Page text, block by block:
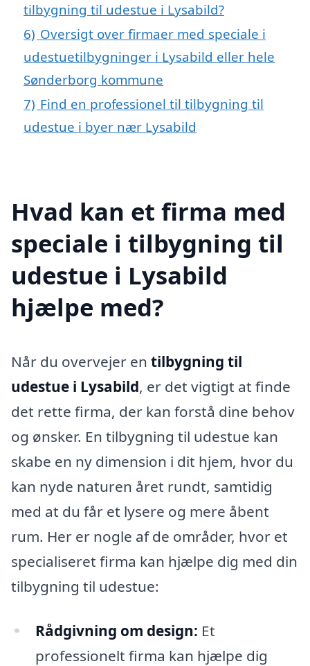
tilbygning til udestue i Lysabild?
6) Oversigt over firmaer med speciale i
udestuetilbygninger i Lysabild eller hele
Sønderborg kommune
7) Find en professionel til tilbygning til
udestue i byer nær Lysabild
Hvad kan et firma med
speciale i tilbygning til
udestue i Lysabild
hjælpe med?
Når du overvejer en tilbygning til
udestue i Lysabild, er det vigtigt at finde
det rette firma, der kan forstå dine behov
og ønsker. En tilbygning til udestue kan
skabe en ny dimension i dit hjem, hvor du
kan nyde naturen året rundt, samtidig
med at du får et lysere og mere åbent
rum. Her er nogle af de områder, hvor et
specialiseret firma kan hjælpe dig med din
tilbygning til udestue:
Rådgivning om design: Et
professionelt firma kan hjælpe dig